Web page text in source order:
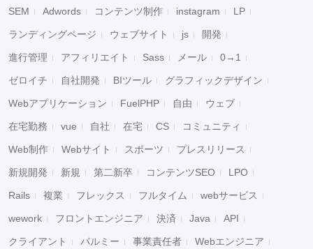
SEM Adwords コンテンツ制作 instagram LP
ランディングページ ウェブサイト js 開発
進行管理 アフィリエイト Sass メール 0→1
ゼロイチ 自社開発 BIツール グラフィックデザイン
Webアプリケーション FuelPHP 自由 ウェブ
在宅勤務 vue 自社 在宅 CS コミュニティ
Web制作 Webサイト スポーツ プレスリリース
新規開発 新規 第二新卒 コンテンツSEO LPO
Rails 複業 フレックス フルタイム webサービス
wework フロントエンジニア 決済 Java API
クライアント パルミー 事業責任者 Webエンジニア